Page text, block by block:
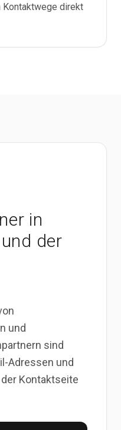
Kontaktwege direkt
in
der
und
sind
Adressen und
Kontaktseite